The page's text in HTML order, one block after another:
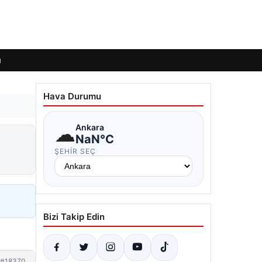
Hava Durumu
☁Ankara
NaN°C
ŞEHIR SEÇ
Bizi Takip Edin